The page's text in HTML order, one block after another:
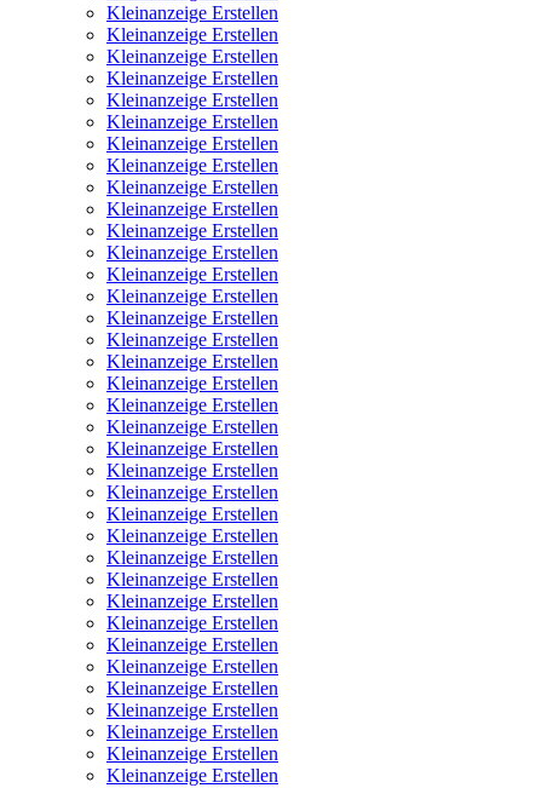
Kleinanzeige Erstellen
Kleinanzeige Erstellen
Kleinanzeige Erstellen
Kleinanzeige Erstellen
Kleinanzeige Erstellen
Kleinanzeige Erstellen
Kleinanzeige Erstellen
Kleinanzeige Erstellen
Kleinanzeige Erstellen
Kleinanzeige Erstellen
Kleinanzeige Erstellen
Kleinanzeige Erstellen
Kleinanzeige Erstellen
Kleinanzeige Erstellen
Kleinanzeige Erstellen
Kleinanzeige Erstellen
Kleinanzeige Erstellen
Kleinanzeige Erstellen
Kleinanzeige Erstellen
Kleinanzeige Erstellen
Kleinanzeige Erstellen
Kleinanzeige Erstellen
Kleinanzeige Erstellen
Kleinanzeige Erstellen
Kleinanzeige Erstellen
Kleinanzeige Erstellen
Kleinanzeige Erstellen
Kleinanzeige Erstellen
Kleinanzeige Erstellen
Kleinanzeige Erstellen
Kleinanzeige Erstellen
Kleinanzeige Erstellen
Kleinanzeige Erstellen
Kleinanzeige Erstellen
Kleinanzeige Erstellen
Kleinanzeige Erstellen